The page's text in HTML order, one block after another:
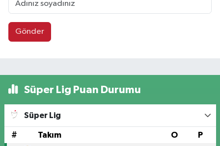
Gönder
Süper Lig Puan Durumu
Süper Lig
# Takım O P